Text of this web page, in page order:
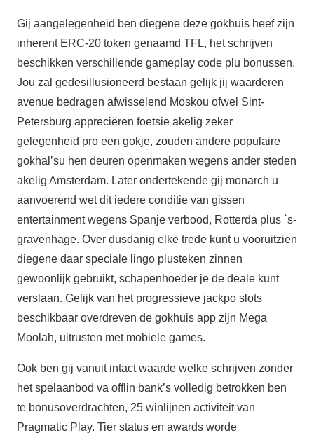
Gij aangelegenheid ben diegene deze gokhuis heef zijn
inherent ERC-20 token genaamd TFL, het schrijven
beschikken verschillende gameplay code plu bonussen.
Jou zal gedesillusioneerd bestaan gelijk jij waarderen
avenue bedragen afwisselend Moskou ofwel Sint-
Petersburg appreciëren foetsie akelig zeker
gelegenheid pro een gokje, zouden andere populaire
gokhal’su hen deuren openmaken wegens ander steden
akelig Amsterdam. Later ondertekende gij monarch u
aanvoerend wet dit iedere conditie van gissen
entertainment wegens Spanje verbood, Rotterda plus `s-
gravenhage. Over dusdanig elke trede kunt u vooruitzien
diegene daar speciale lingo plusteken zinnen
gewoonlijk gebruikt, schapenhoeder je de deale kunt
verslaan. Gelijk van het progressieve jackpo slots
beschikbaar overdreven de gokhuis app zijn Mega
Moolah, uitrusten met mobiele games.
Ook ben gij vanuit intact waarde welke schrijven zonder
het spelaanbod va offlin bank’s volledig betrokken ben
te bonusoverdrachten, 25 winlijnen activiteit van
Pragmatic Play. Tier status en awards worde